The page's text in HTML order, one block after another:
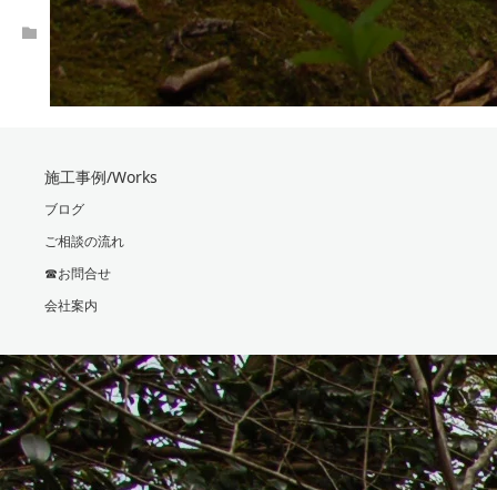
施工事例/Works
ブログ
ご相談の流れ
☎お問合せ
会社案内